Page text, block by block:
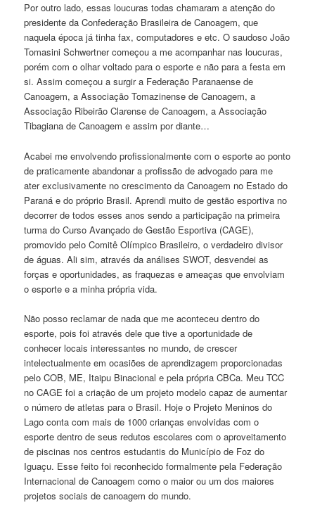
Por outro lado, essas loucuras todas chamaram a atenção do
presidente da Confederação Brasileira de Canoagem, que
naquela época já tinha fax, computadores e etc. O saudoso João
Tomasini Schwertner começou a me acompanhar nas loucuras,
porém com o olhar voltado para o esporte e não para a festa em
si. Assim começou a surgir a Federação Paranaense de
Canoagem, a Associação Tomazinense de Canoagem, a
Associação Ribeirão Clarense de Canoagem, a Associação
Tibagiana de Canoagem e assim por diante…
Acabei me envolvendo profissionalmente com o esporte ao ponto
de praticamente abandonar a profissão de advogado para me
ater exclusivamente no crescimento da Canoagem no Estado do
Paraná e do próprio Brasil. Aprendi muito de gestão esportiva no
decorrer de todos esses anos sendo a participação na primeira
turma do Curso Avançado de Gestão Esportiva (CAGE),
promovido pelo Comitê Olímpico Brasileiro, o verdadeiro divisor
de águas. Ali sim, através da análises SWOT, desvendei as
forças e oportunidades, as fraquezas e ameaças que envolviam
o esporte e a minha própria vida.
Não posso reclamar de nada que me aconteceu dentro do
esporte, pois foi através dele que tive a oportunidade de
conhecer locais interessantes no mundo, de crescer
intelectualmente em ocasiões de aprendizagem proporcionadas
pelo COB, ME, Itaipu Binacional e pela própria CBCa. Meu TCC
no CAGE foi a criação de um projeto modelo capaz de aumentar
o número de atletas para o Brasil. Hoje o Projeto Meninos do
Lago conta com mais de 1000 crianças envolvidas com o
esporte dentro de seus redutos escolares com o aproveitamento
de piscinas nos centros estudantis do Município de Foz do
Iguaçu. Esse feito foi reconhecido formalmente pela Federação
Internacional de Canoagem como o maior ou um dos maiores
projetos sociais de canoagem do mundo.